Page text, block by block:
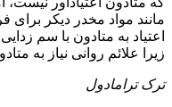
مانند مواد مخدر دیکر برای
اعتیاد به متادون با سم
زیرا علائم روانی نیاز به
ترک ترامادول